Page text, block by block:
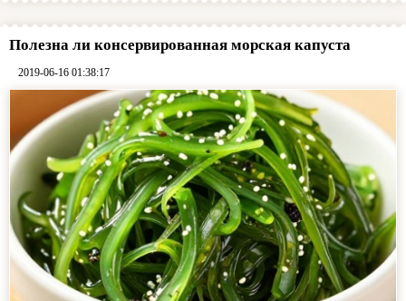
Полезна ли консервированная морская капуста
2019-06-16 01:38:17